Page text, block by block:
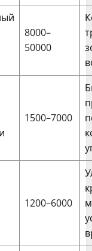
8000–
50000
1500–7000
1200–6000